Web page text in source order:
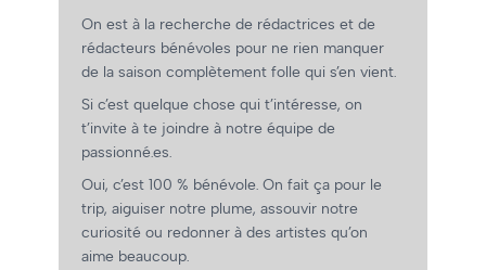
On est à la recherche de rédactrices et de
rédacteurs bénévoles pour ne rien manquer
de la saison complètement folle qui s’en vient.
Si c’est quelque chose qui t’intéresse, on
t’invite à te joindre à notre équipe de
passionné.es.
Oui, c’est 100 % bénévole. On fait ça pour le
trip, aiguiser notre plume, assouvir notre
curiosité ou redonner à des artistes qu’on
aime beaucoup.